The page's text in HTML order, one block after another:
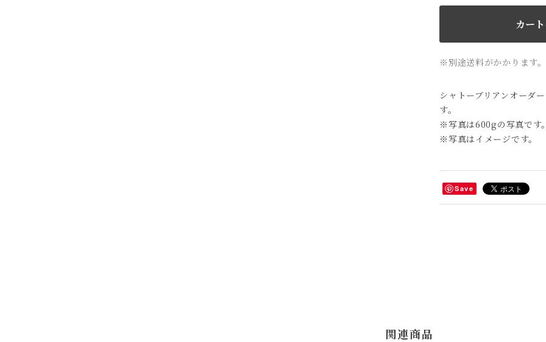
カー
※別途送料がかかります。
シャトーブリアンオーダ
す。
※写真は600gの写真です
※写真はイメージです。
Save
関連商品